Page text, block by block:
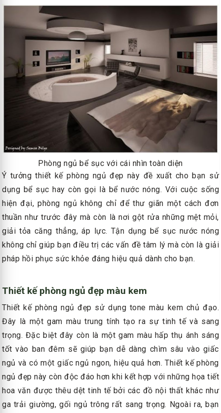
Phòng ngủ bể sục với cái nhìn toàn diện
Ý tưởng thiết kế phòng ngủ đẹp này đề xuất cho bạn sử
dụng bể sục hay còn gọi là bể nước nóng. Với cuộc sống
hiện đại, phòng ngủ không chỉ để thư giãn một cách đơn
thuần như trước đây mà còn là nơi gột rửa những mệt mỏi,
giải tỏa căng thẳng, áp lực. Tận dụng bể sục nước nóng
không chỉ giúp bạn điều trị các vấn đề tâm lý mà còn là giải
pháp hồi phục sức khỏe đáng hiệu quả dành cho bạn.
Thiết kế phòng ngủ đẹp màu kem
Thiết kế phòng ngủ đẹp sử dụng tone màu kem chủ đạo.
Đây là một gam màu trung tính tạo ra sự tinh tế và sang
trọng. Đặc biệt đây còn là một gam màu hấp thụ ánh sáng
tốt vào ban đêm sẽ giúp bạn dễ dàng chìm sâu vào giấc
ngủ và có một giấc ngủ ngon, hiệu quả hơn. Thiết kế phòng
ngủ đẹp này còn độc đáo hơn khi kết hợp với những họa tiết
hoa văn được thêu dệt tinh tế bởi các đồ nội thất khác như
ga trải giường, gối ngủ trông rất sang trọng. Ngoài ra, bạn